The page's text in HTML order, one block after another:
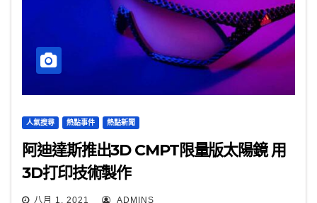
人氣搜尋 熱點事件 熱點新聞
阿迪達斯推出3D CMPT限量版太陽鏡 用
3D打印技術製作
八月 1, 2021 ADMINS